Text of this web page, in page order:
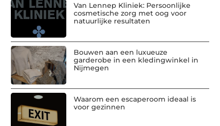
Van Lennep Kliniek: Persoonlijke
cosmetische zorg met oog voor
natuurlijke resultaten
Bouwen aan een luxueuze
garderobe in een kledingwinkel in
Nijmegen
Waarom een escaperoom ideaal is
voor gezinnen